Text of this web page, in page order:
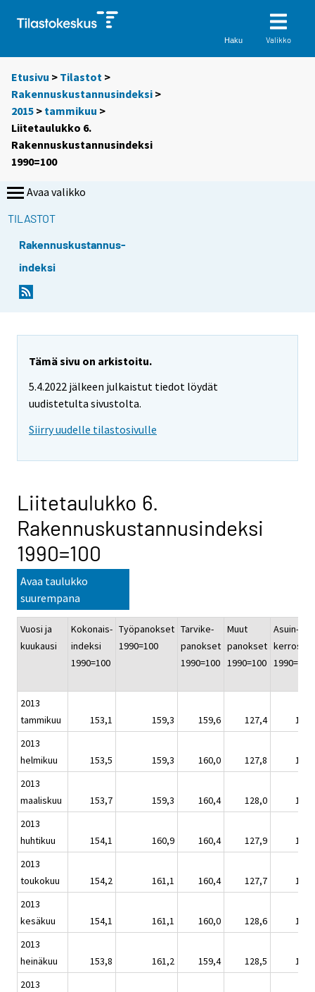
Haku Valikko
Etusivu > Tilastot >
Rakennuskustannusindeksi >
2015 > tammikuu >
Liitetaulukko 6.
Rakennuskustannusindeksi
1990=100
Avaa valikko
TILASTOT
Rakennuskustannus-
indeksi
Tämä sivu on arkistoitu.
5.4.2022 jälkeen julkaistut tiedot löydät
uudistetulta sivustolta.
Siirry uudelle tilastosivulle
Liitetaulukko 6.
Rakennuskustannusindeksi
1990=100
Avaa taulukko
suurempana
Vuosi ja
kuukausi
Kokonais-
indeksi
1990=100
Työpanokset
1990=100
Tarvike-
panokset
1990=100
Muut
panokset
1990=100
Asuin-
1990=100
2013
tammikuu
153,1 159,3 159,6 127,4
2013
helmikuu
153,5 159,3 160,0 127,8
2013
maaliskuu
153,7 159,3 160,4 128,0
2013
huhtikuu
154,1 160,9 160,4 127,9
2013
toukokuu
154,2 161,1 160,4 127,7
2013
kesäkuu
154,1 161,1 160,0 128,6
2013
heinäkuu
153,8 161,2 159,4 128,5
2013